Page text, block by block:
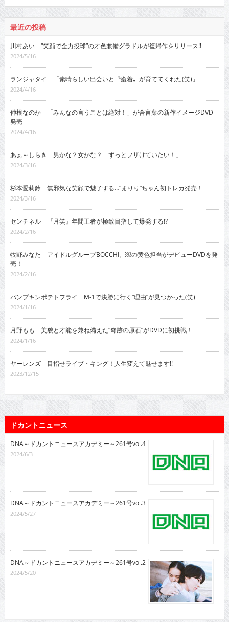
最近の投稿
川村あい “笑顔で全力投球”の才色兼備グラドルが復帰作をリリース!!
2024/5/16
ランジャタイ 「素晴らしい出会いと〝癒着〟が育ててくれた(笑)」
2024/4/16
仲根なのか 「みんなの言うことは絶対！」が合言葉の新作イメージDVD
発売
2024/4/16
あぁ～しらき 男かな？女かな？「ずっとフザけていたい！」
2024/3/16
杉本愛莉鈴 無邪気な笑顔で魅了する…“まりり”ちゃん初トレカ発売！
2024/3/16
センチネル 『月笑』年間王者が極致目指して爆発する!?
2024/2/16
牧野みなた アイドルグループBOCCHI。￼の黄色担当がデビューDVDを発
売！
2024/2/16
パンプキンポテトフライ M-1で決勝に行く“理由”が見つかった(笑)
2024/1/16
月野もも 美貌と才能を兼ね備えた“奇跡の原石”がDVDに初挑戦！
2024/1/16
ヤーレンズ 目指せライブ・キング！人生変えて魅せます!!
2023/12/15
ドカントニュース
DNA～ドカントニュースアカデミー～261号vol.4
2024/6/3
DNA～ドカントニュースアカデミー～261号vol.3
2024/5/27
DNA～ドカントニュースアカデミー～261号vol.2
2024/5/20